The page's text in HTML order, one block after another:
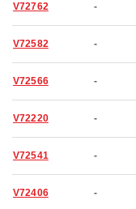
V72762 -
V72582 -
V72566 -
V72220 -
V72541 -
V72406 -